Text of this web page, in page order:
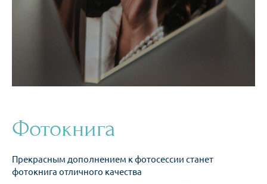
Фотокнига
Прекрасным дополнением к фотосессии станет
фотокнига отличного качества